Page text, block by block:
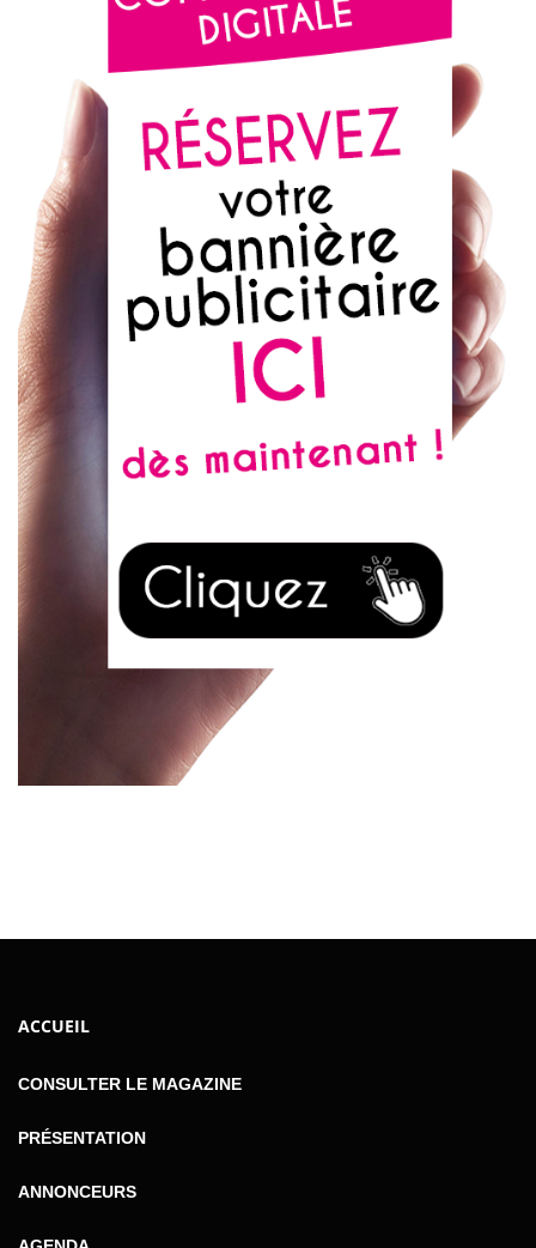
ACCUEIL
CONSULTER LE MAGAZINE
PRÉSENTATION
ANNONCEURS